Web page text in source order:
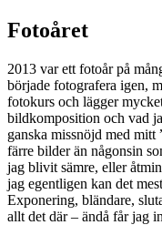
Fotoåret
2013 var ett fotoår på
började fotografera igen,
fotokurs och lägger
bildkomposition och vad
ganska missnöjd med
färre bilder än någonsin
jag blivit sämre, eller
jag egentligen kan det
Exponering, bländare,
allt det där – ändå får jag